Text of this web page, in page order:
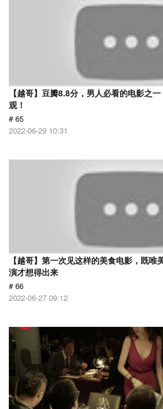
【越哥】豆瓣8.8分，男人必看的电影之
观！
# 65
2022-06-29 10:31
【越哥】第一次见这样的美食电影，既唯
演才想得出来
# 66
2022-06-27 09:12